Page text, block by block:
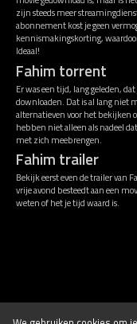
zijn steeds meer
abonnement kost je geen
kennismakingskorting,
Ideaal!
Fahim torrent
Er was een tijd, lang geleden,
downloaden. Dat is al lang niet
alternatieven voor het bekijken
hebben niet alleen als nadeel
met zich meebrengen.
Fahim trailer
Bekijk eerst even de trailer van
vrije avond besteedt aan een
weten of het je tijd waard is.
Disclaimer